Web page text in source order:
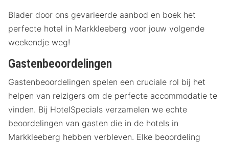
Blader door ons gevarieerde aanbod en boek het
perfecte hotel in Markkleeberg voor jouw volgende
weekendje weg!
Gastenbeoordelingen
Gastenbeoordelingen spelen een cruciale rol bij het
helpen van reizigers om de perfecte accommodatie te
vinden. Bij HotelSpecials verzamelen we echte
beoordelingen van gasten die in de hotels in
Markkleeberg hebben verbleven. Elke beoordeling